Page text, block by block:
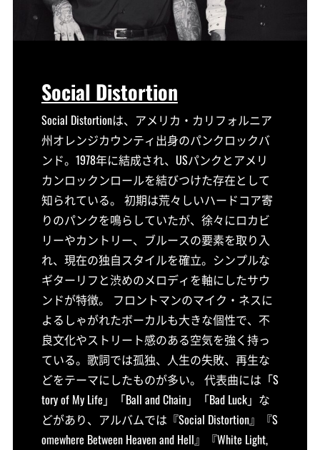
Social Distortion
Social Distortionは、アメリカ・カリフォルニア
州オレンジカウンティ出身のパンクロックバ
ンド。1978年に結成され、USパンクとアメリ
カンロックンロールを結びつけた存在として
知られている。 初期は荒々しいハードコア寄
りのパンクを鳴らしていたが、徐々にロカビ
リーやカントリー、ブルースの要素を取り入
れ、現在の独自スタイルを確立。シンプルな
ギターリフと渋めのメロディを軸にしたサウ
ンドが特徴。 フロントマンのマイク・ネスに
よるしゃがれたボーカルも大きな個性で、不
良文化やストリート感のある空気を強く持っ
ている。歌詞では孤独、人生の失敗、再生な
どをテーマにしたものが多い。 代表曲には「S
tory of My Life」「Ball and Chain」「Bad Luck」な
どがあり、アルバムでは『Social Distortion』『S
omewhere Between Heaven and Hell』『White Light,